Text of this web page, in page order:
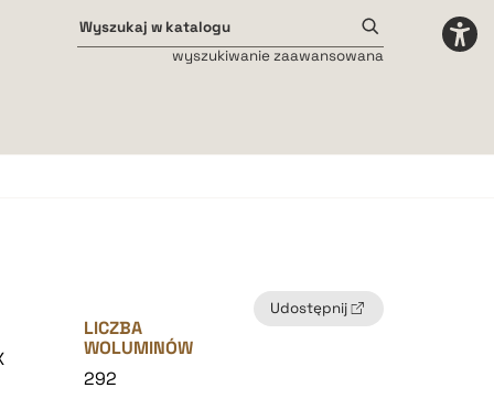
wyszukiwanie zaawansowana
Udostępnij
LICZBA
WOLUMINÓW
292